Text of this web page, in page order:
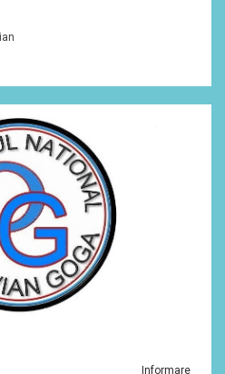
Informare